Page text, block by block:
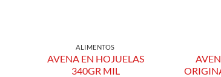
ALIMENTOS
AVENA EN HOJUELAS
340GR MIL